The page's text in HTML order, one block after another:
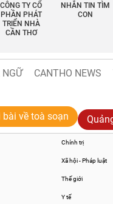
CÔNG TY CỔ
PHẦN PHÁT
TRIỂN NHÀ
CẦN THƠ
NHẮN TIN TÌM
CON
NGỮ CANTHO NEWS
bài về toà soạn
Chính trị
Xã hội - Pháp luật
Thế giới
Y tế